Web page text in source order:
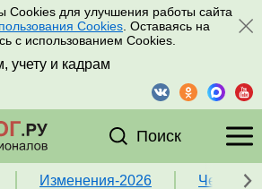
для улучшения работы сайта
Cookies . Оставаясь на
с использованием Cookies.
учету и кадрам
Поиск
Изменения-2026 Чек-